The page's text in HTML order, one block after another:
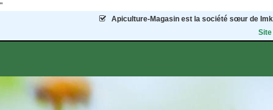
"
Apiculture-Magasin est la société sœur de